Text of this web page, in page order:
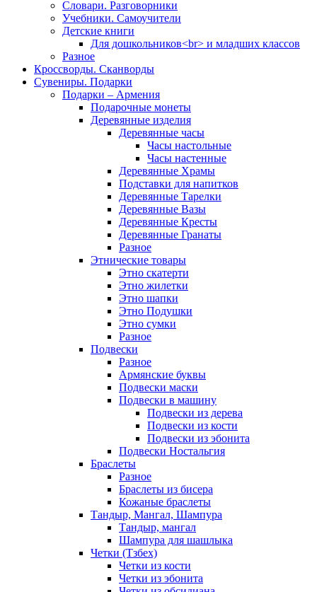
Словари. Разговорники
Учебники. Самоучители
Детские книги
Для дошкольников<br> и младших классов
Разное
Кроссворды. Сканворды
Сувениры. Подарки
Подарки – Армения
Подарочные монеты
Деревянные изделия
Деревянные часы
Часы настольные
Часы настенные
Деревянные Храмы
Подставки для напитков
Деревянные Тарелки
Деревянные Вазы
Деревянные Кресты
Деревянные Гранаты
Разное
Этнические товары
Этно скатерти
Этно жилетки
Этно шапки
Этно Подушки
Этно сумки
Разное
Подвески
Разное
Армянские буквы
Подвески маски
Подвески в машину
Подвески из дерева
Подвески из кости
Подвески из эбонита
Подвески Ностальгия
Браслеты
Разное
Браслеты из бисера
Кожаные браслеты
Тандыр, Мангал, Шампура
Тандыр, мангал
Шампура для шашлыка
Четки (Тзбех)
Четки из кости
Четки из эбонита